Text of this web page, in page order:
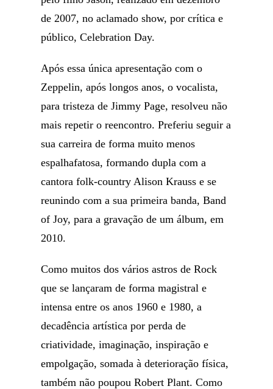
de 2007, no aclamado show, por crítica e
público, Celebration Day.
Após essa única apresentação com o
Zeppelin, após longos anos, o vocalista,
para tristeza de Jimmy Page, resolveu não
mais repetir o reencontro. Preferiu seguir a
sua carreira de forma muito menos
espalhafatosa, formando dupla com a
cantora folk-country Alison Krauss e se
reunindo com a sua primeira banda, Band
of Joy, para a gravação de um álbum, em
2010.
Como muitos dos vários astros de Rock
que se lançaram de forma magistral e
intensa entre os anos 1960 e 1980, a
decadência artística por perda de
criatividade, imaginação, inspiração e
empolgação, somada à deterioração física,
também não poupou Robert Plant. Como